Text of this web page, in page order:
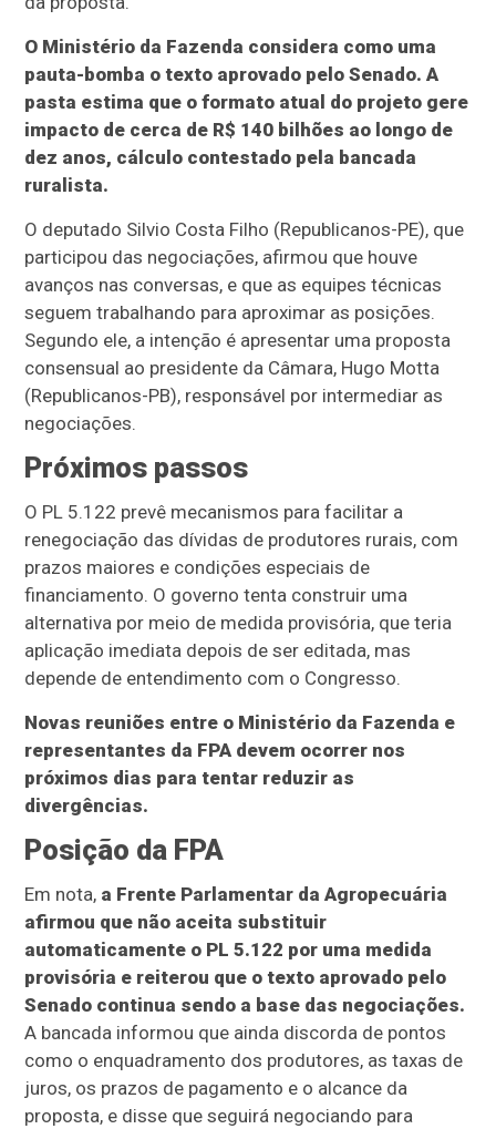
O Ministério da Fazenda considera como uma
pauta-bomba o texto aprovado pelo Senado. A
pasta estima que o formato atual do projeto gere
impacto de cerca de R$ 140 bilhões ao longo de
dez anos, cálculo contestado pela bancada
ruralista.
O deputado Silvio Costa Filho (Republicanos-PE), que
participou das negociações, afirmou que houve
avanços nas conversas, e que as equipes técnicas
seguem trabalhando para aproximar as posições.
Segundo ele, a intenção é apresentar uma proposta
consensual ao presidente da Câmara, Hugo Motta
(Republicanos-PB), responsável por intermediar as
negociações.
Próximos passos
O PL 5.122 prevê mecanismos para facilitar a
renegociação das dívidas de produtores rurais, com
prazos maiores e condições especiais de
financiamento. O governo tenta construir uma
alternativa por meio de medida provisória, que teria
aplicação imediata depois de ser editada, mas
depende de entendimento com o Congresso.
Novas reuniões entre o Ministério da Fazenda e
representantes da FPA devem ocorrer nos
próximos dias para tentar reduzir as
divergências.
Posição da FPA
Em nota, a Frente Parlamentar da Agropecuária
afirmou que não aceita substituir
automaticamente o PL 5.122 por uma medida
provisória e reiterou que o texto aprovado pelo
Senado continua sendo a base das negociações.
A bancada informou que ainda discorda de pontos
como o enquadramento dos produtores, as taxas de
juros, os prazos de pagamento e o alcance da
proposta, e disse que seguirá negociando para